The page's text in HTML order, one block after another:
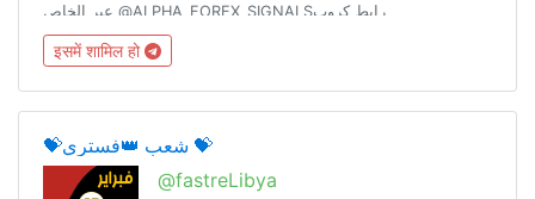
عبر الخاص @ALPHA_FOREX_SIGNALSرابط كروب
इसमें शामिल हो
💝شعب 👑فستري 💝
@fastreLibya